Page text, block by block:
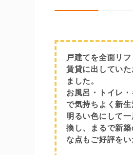
戸建てを全面リフ
賃貸に出してい
ました。
お風呂・トイレ
で気持ちよく新
明るい色にして
換し、まるで新
な点もご好評をい